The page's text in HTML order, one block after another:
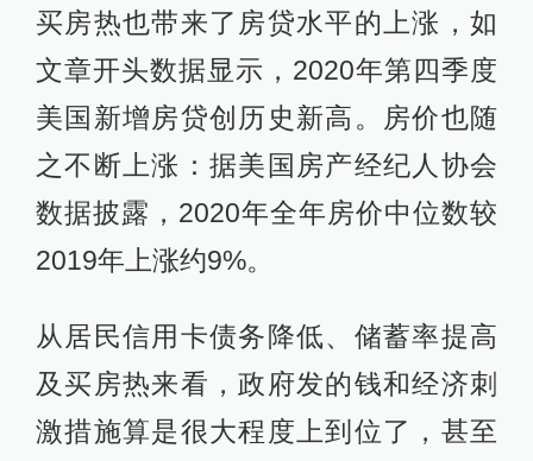
买房热也带来了房贷水平的上涨，如
文章开头数据显示，2020年第四季度
美国新增房贷创历史新高。房价也随
之不断上涨：据美国房产经纪人协会
数据披露，2020年全年房价中位数较
2019年上涨约9%。
从居民信用卡债务降低、储蓄率提高
及买房热来看，政府发的钱和经济刺
激措施算是很大程度上到位了，甚至